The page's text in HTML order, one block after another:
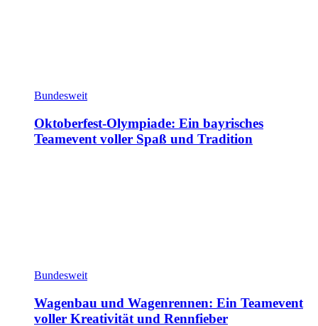
Bundesweit
Oktoberfest-Olympiade: Ein bayrisches
Teamevent voller Spaß und Tradition
Bundesweit
Wagenbau und Wagenrennen: Ein Teamevent
voller Kreativität und Rennfieber